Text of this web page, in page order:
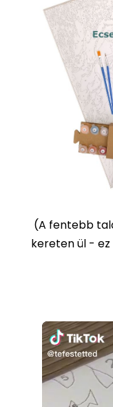
(A fentebb
kereten ül -